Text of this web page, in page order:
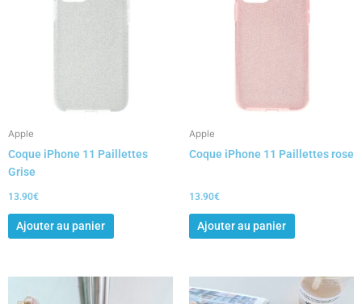
Apple
Coque iPhone 11 Paillettes
Grise
13.90€
Ajouter au panier
Apple
Coque iPhone 11 Paillettes rose
13.90€
Ajouter au panier